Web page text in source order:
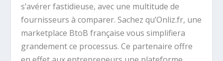
s’avérer fastidieuse, avec une multitude de
fournisseurs à comparer. Sachez qu’Onliz.fr, une
marketplace BtoB française vous simplifiera
grandement ce processus. Ce partenaire offre